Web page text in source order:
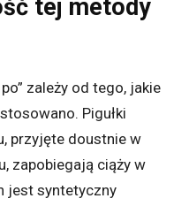
tej metody
zależy od tego, jakie
Pigułki
przyjęte doustnie w
zapobiegają ciąży w
jest syntetyczny